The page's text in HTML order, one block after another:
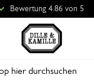
Bewertung 4.86 von 5